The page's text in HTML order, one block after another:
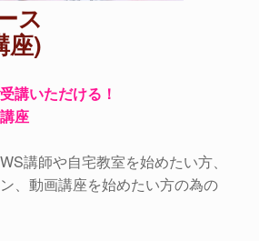
ス
座)
講いただける！
座
講師や自宅教室を始めたい方、
、動画講座を始めたい方の為の